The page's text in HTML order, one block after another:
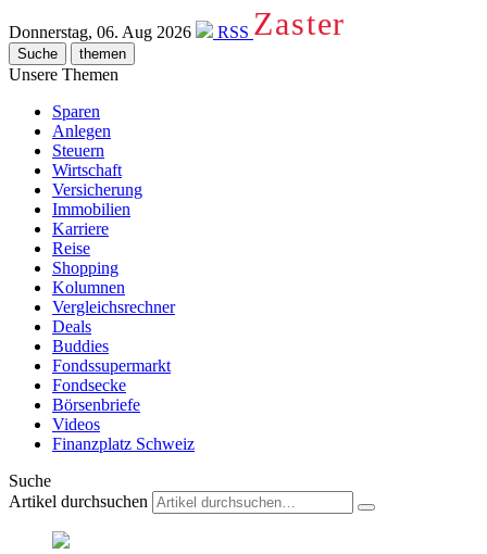
Donnerstag, 06. Aug 2026 RSS Zaster
Suche themen
Unsere Themen
Sparen
Anlegen
Steuern
Wirtschaft
Versicherung
Immobilien
Karriere
Reise
Shopping
Kolumnen
Vergleichsrechner
Deals
Buddies
Fondssupermarkt
Fondsecke
Börsenbriefe
Videos
Finanzplatz Schweiz
Suche
Artikel durchsuchen